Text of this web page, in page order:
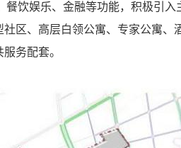
餐饮娱乐、金融等功能，积极引
区、高层白领公寓、专家公寓、
务配套。